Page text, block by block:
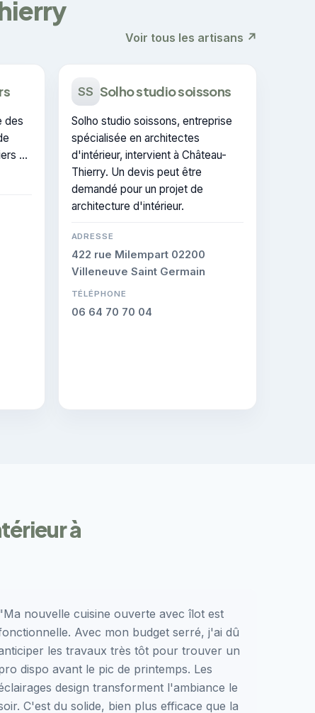
Voir tous les artisans ↗
des
sur
SS Solho studio soissons
Solho studio soissons, entreprise
spécialisée en architectes
d'intérieur, intervient à Château-
Thierry. Un devis peut être
demandé pour un projet de
architecture d'intérieur.
ADRESSE
422 rue Milempart 02200
Villeneuve Saint Germain
TÉLÉPHONE
06 64 70 70 04
à
nouvelle cuisine ouverte avec îlot est
Avec mon budget serré, j'ai dû
les travaux très tôt pour trouver un
dispo avant le pic de printemps. Les
design transforment l'ambiance le
C'est du solide, bien plus efficace que la